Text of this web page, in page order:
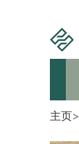
主页>